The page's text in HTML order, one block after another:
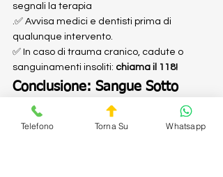
segnali la terapia
.✅ Avvisa medici e dentisti prima di
qualunque intervento.
✅ In caso di trauma cranico, cadute o
sanguinamenti insoliti: chiama il 118!
Conclusione: Sangue Sotto
Controllo, Vita Sorridente!
😎
Gli anticoagulanti sono come supereroi:
Telefono Torna Su Whatsapp